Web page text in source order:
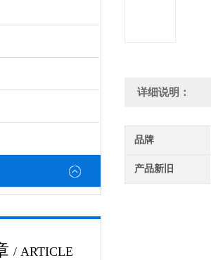
/ ARTICLE
详细说明：
品牌
产品新旧